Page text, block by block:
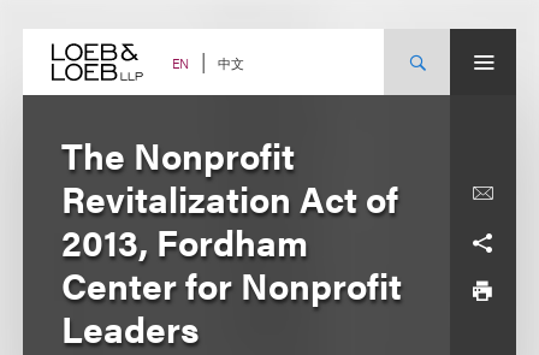
content EN 中文
The Nonprofit
Revitalization Act of
2013, Fordham
Center for Nonprofit
Leaders